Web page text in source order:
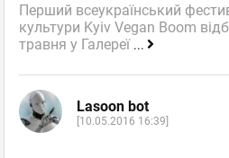
Перший всеукраїнський
культури Kyiv Vegan Boom
травня у Галереї ...
Lasoon bot
[10.05.2016 16:39]